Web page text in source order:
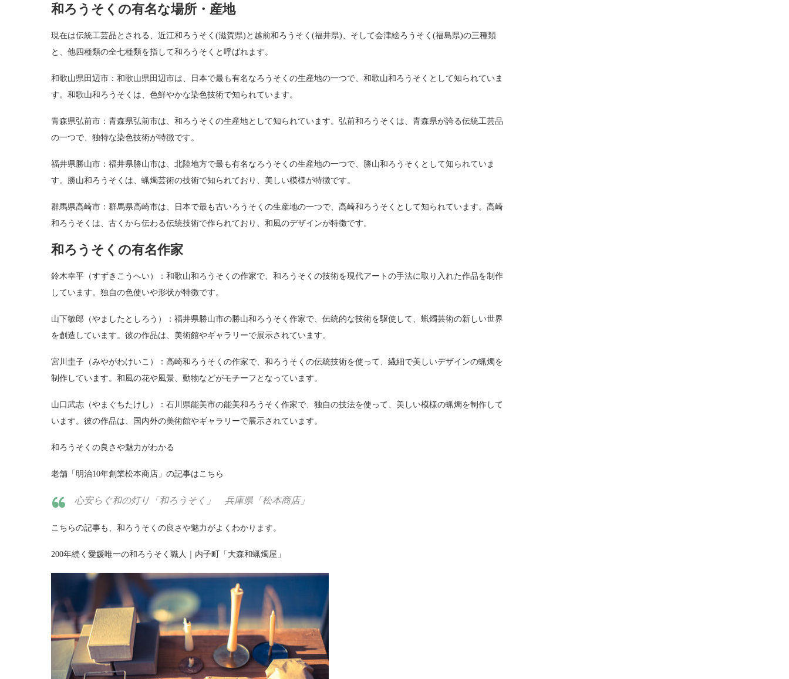
和ろうそくの有名な場所・産地
現在は伝統工芸品とされる、近江和ろうそく(滋賀県)と越前和ろうそく(福井県)、そして会津絵ろうそく(福島県)の三種類
と、他四種類の全七種類を指して和ろうそくと呼ばれます。
和歌山県田辺市：和歌山県田辺市は、日本で最も有名なろうそくの生産地の一つで、和歌山和ろうそくとして知られていま
す。和歌山和ろうそくは、色鮮やかな染色技術で知られています。
青森県弘前市：青森県弘前市は、和ろうそくの生産地として知られています。弘前和ろうそくは、青森県が誇る伝統工芸品
の一つで、独特な染色技術が特徴です。
福井県勝山市：福井県勝山市は、北陸地方で最も有名なろうそくの生産地の一つで、勝山和ろうそくとして知られていま
す。勝山和ろうそくは、蝋燭芸術の技術で知られており、美しい模様が特徴です。
群馬県高崎市：群馬県高崎市は、日本で最も古いろうそくの生産地の一つで、高崎和ろうそくとして知られています。高崎
和ろうそくは、古くから伝わる伝統技術で作られており、和風のデザインが特徴です。
和ろうそくの有名作家
鈴木幸平（すずきこうへい）：和歌山和ろうそくの作家で、和ろうそくの技術を現代アートの手法に取り入れた作品を制作
しています。独自の色使いや形状が特徴です。
山下敏郎（やましたとしろう）：福井県勝山市の勝山和ろうそく作家で、伝統的な技術を駆使して、蝋燭芸術の新しい世界
を創造しています。彼の作品は、美術館やギャラリーで展示されています。
宮川圭子（みやがわけいこ）：高崎和ろうそくの作家で、和ろうそくの伝統技術を使って、繊細で美しいデザインの蝋燭を
制作しています。和風の花や風景、動物などがモチーフとなっています。
山口武志（やまぐちたけし）：石川県能美市の能美和ろうそく作家で、独自の技法を使って、美しい模様の蝋燭を制作して
います。彼の作品は、国内外の美術館やギャラリーで展示されています。
和ろうそくの良さや魅力がわかる
老舗「明治10年創業松本商店」の記事はこちら
心安らぐ和の灯り「和ろうそく」 兵庫県「松本商店」
こちらの記事も、和ろうそくの良さや魅力がよくわかります。
200年続く愛媛唯一の和ろうそく職人｜内子町「大森和蝋燭屋」